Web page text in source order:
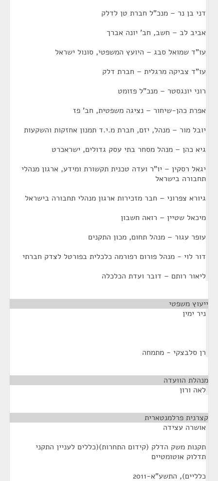
דני בן נר – מנכ"ל חברת טן לדלק
אביב לב – חשב, חב' יונה אברך
עו"ד שמואל סבג – היועץ המשפטי, סונול ישראל
עו"ד צביקה מרגלית – חברת דלק
רוני יונגסטר – מנכ"ל פזומט
אפרת כהן-שיחור – נציגה משפטית, חב' פז
יובל מור – מנהל, יזם, חברת מ.י.ד תמנון אחזקות והשקעות
גיא כהן – מנהל מסחר בתי עסק גדולים, ישראכרט
יגאל רסקין – יו"ר ועדה טכנית תקשורת ומידע, ארגון מנהלי
תחבורה בישראל
גיורא צפרוני – חבר מזכירות ארגון מנהלי תחבורה בישראל
מיכאל שטיין – רואה חשבון
עופר עגור – מנהל תחום, מכון התקנים
דור לוי - מנהל פורום רפורמה כלכלית בפורטל לצדק חברתי
ליאור רותם – דובר ועדת הכלכלה
ייעוץ משפטי
ניר ימין
רן סלבצקי - מתמחה
מנהלת הוועדה
לאה ורון
קצרנית פרלמנטארית
אושרה עצידה
תקנות משק הדלק (קידום התחרות)(כללים לעניין התקני
תדלוק אוטומטיים
כלליים), התשע"א-2011